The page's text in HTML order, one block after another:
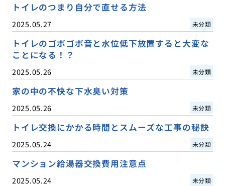
トイレのつまり自分で直せる方法
2025.05.27 未分類
トイレのゴボゴボ音と水位低下放置すると大変な
ことになる！？
2025.05.26 未分類
家の中の不快な下水臭い対策
2025.05.26 未分類
トイレ交換にかかる時間とスムーズな工事の秘訣
2025.05.24 未分類
マンション給湯器交換費用注意点
2025.05.24 未分類